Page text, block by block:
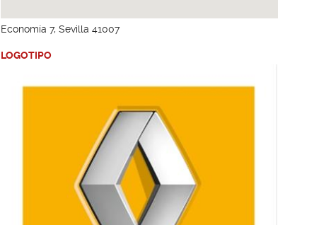
Economía 7, Sevilla 41007
LOGOTIPO